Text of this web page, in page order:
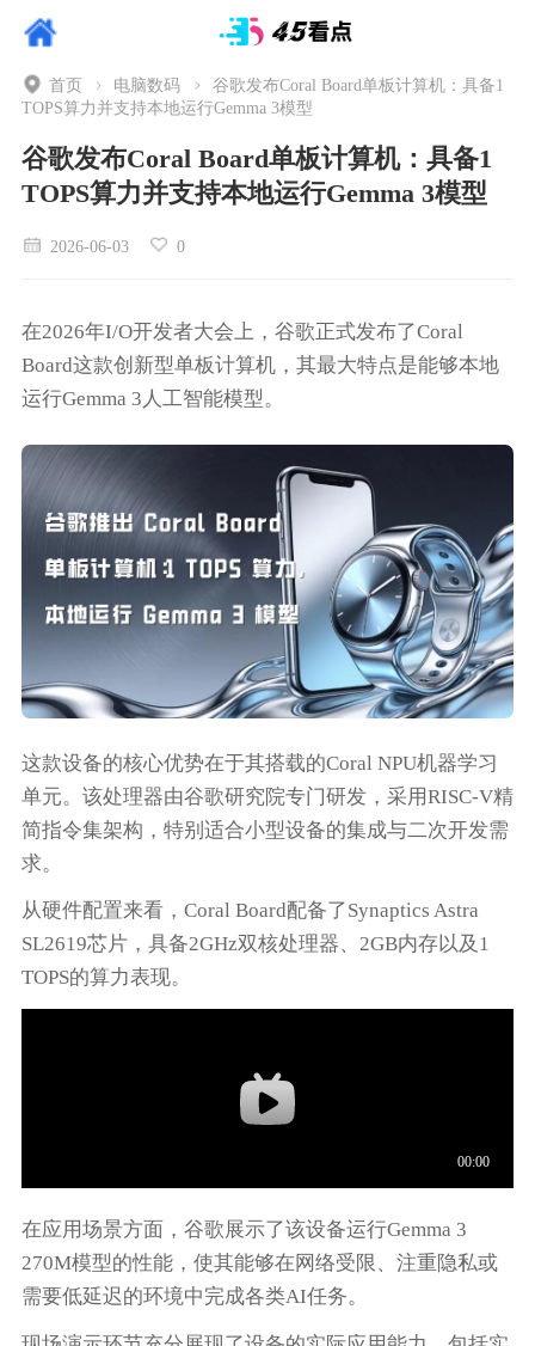
首页 电脑数码
谷歌发布Coral Board单板计算机：具备1
TOPS算力并支持本地运行Gemma 3模型
谷歌发布Coral Board单板计算机：具备1
TOPS算力并支持本地运行Gemma 3模型
2026-06-03 0
在2026年I/O开发者大会上，谷歌正式发布了Coral
Board这款创新型单板计算机，其最大特点是能够本地
运行Gemma 3人工智能模型。
这款设备的核心优势在于其搭载的Coral NPU机器学习
单元。该处理器由谷歌研究院专门研发，采用RISC-V精
简指令集架构，特别适合小型设备的集成与二次开发需
求。
从硬件配置来看，Coral Board配备了Synaptics Astra
SL2619芯片，具备2GHz双核处理器、2GB内存以及1
TOPS的算力表现。
在应用场景方面，谷歌展示了该设备运行Gemma 3
270M模型的性能，使其能够在网络受限、注重隐私或
需要低延迟的环境中完成各类AI任务。